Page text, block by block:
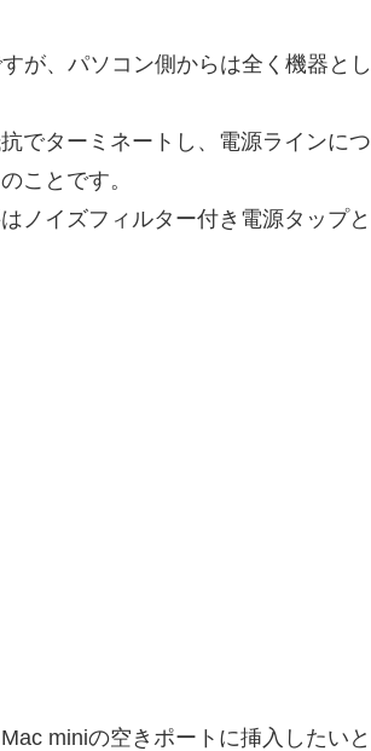
が、パソコン側からは全く機器とし
でターミネートし、電源ラインにつ
ことです。
ノイズフィルター付き電源タップと
miniの空きポートに挿入したいと